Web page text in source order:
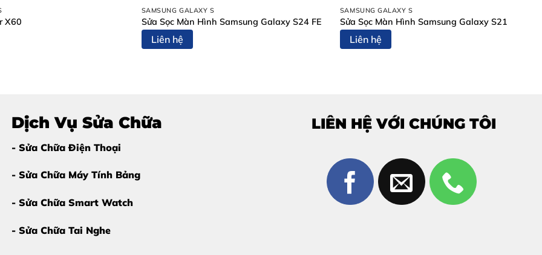
Pro
ngay màn hình Honor 200 Pro
hình. Tuy nhiên, nếu gặp các dấu hiệu sau, bạn nên thay màn hình Honor 200 Pro
sớm để tránh ảnh hưởng đến
màu xanh, hồng hoặc trắng che khuất nội dung hiển thị.
loang dần ra khắp màn hình theo thời gian.
X60
SAMSUNG GALAXY S
Sửa Sọc Màn Hình Samsung Galaxy S24 FE
Liên hệ
SAMSUNG GALAXY S
Sửa Sọc Màn Hình Samsung Galaxy S21
Liên hệ
Dịch Vụ Sửa Chữa
- Sửa Chữa Điện Thoại
- Sửa Chữa Máy Tính Bảng
- Sửa Chữa Smart Watch
- Sửa Chữa Tai Nghe
LIÊN HỆ VỚI CHÚNG TÔI